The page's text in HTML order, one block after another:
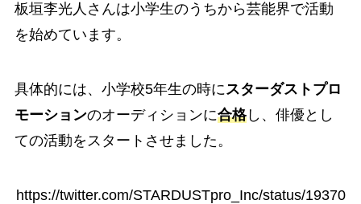
板垣李光人さんは小学生のうちから芸能界で活動
を始めています。
具体的には、小学校5年生の時に スターダストプロ
モーションのオーディションに合格し、俳優とし
ての活動をスタートさせました。
https://twitter.com/STARDUSTpro_Inc/status/19370